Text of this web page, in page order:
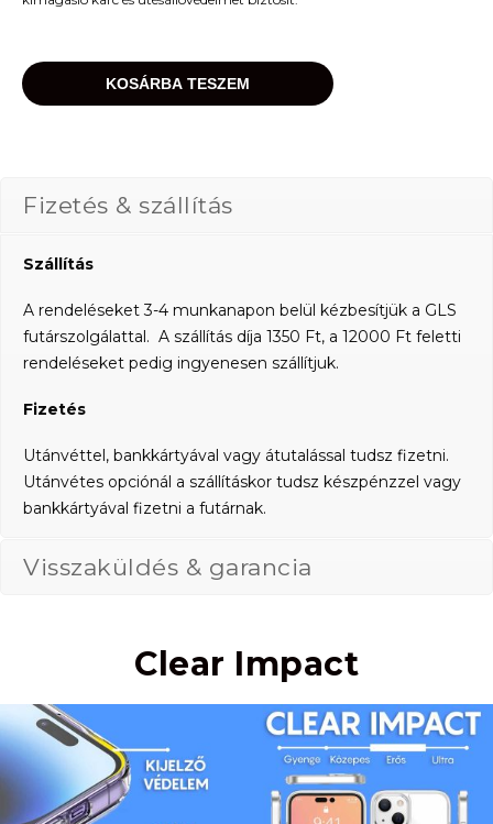
KOSÁRBA TESZEM
Fizetés & szállítás
Szállítás
A rendeléseket 3-4 munkanapon belül kézbesítjük a GLS
futárszolgálattal. A szállítás díja 1350 Ft, a 12000 Ft feletti
rendeléseket pedig ingyenesen szállítjuk.
Fizetés
Utánvéttel, bankkártyával vagy átutalással tudsz fizetni.
Utánvétes opciónál a szállításkor tudsz készpénzzel vagy
bankkártyával fizetni a futárnak.
Visszaküldés & garancia
Clear Impact